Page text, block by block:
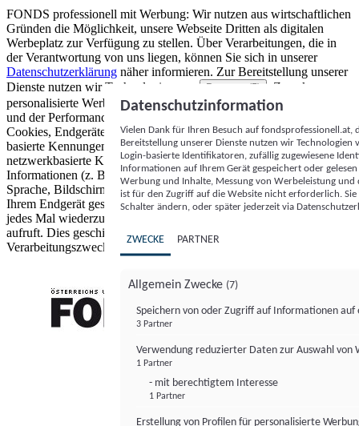
FONDS professionell mit Werbung: Wir nutzen aus wirtschaftlichen
Gründen die Möglichkeit, unsere Webseite Dritten als digitalen
Werbeplatz zur Verfügung zu stellen. Über Verarbeitungen, die in
der Verantwortung von uns liegen, können Sie sich in unserer
Datenschutzerklärung näher informieren. Zur Bereitstellung unserer
Dienste nutzen wir Technologien von
Partnern (5)
. Zwecke:
personalisierte Werbung und Inhalte, Messung von Werbeleistung
und der Performance von Inhalten sowie Zielgruppenforschung.
Cookies, Endgeräte- oder ähnliche Online-Kennungen (z. B. login-
basierte Kennungen, zufällig generierte Kennungen,
netzwerkbasierte Kennungen) können zusammen mit anderen
Informationen (z. B. Browsertyp und Browserinformationen,
Sprache, Bildschirmgröße, unterstützte Technologien usw.) auf
Ihrem Endgerät gespeichert oder von dort ausgelesen werden, um es
jedes Mal wiederzuerkennen, wenn es eine App oder einer Webseite
aufruft. Dies geschieht für einen oder mehrere der hier aufgeführten
Verarbeitungszwecke.
Datenschutzinformation
Vielen Dank für Ihren Besuch auf
Bereitstellung unserer Dienste nutzen wir Technologien
Login-basierte Identifikatoren, zufällig zugewiesene
Informationen auf Ihrem Gerät gespeichert oder
Werbung und Inhalte, Messung von Werbeleistung
ist für den Zugriff auf die Website nicht erforderlich.
Schalter ändern, oder später jederzeit via
ZWECKE PARTNER
Allgemein Zwecke (7)
Speichern von oder Zugriff auf Informationen auf
3 Partner
Verwendung reduzierter Daten zur Auswahl von
1 Partner
- mit berechtigtem Interesse
1 Partner
Erstellung von Profilen für personalisierte
FONDS professionell